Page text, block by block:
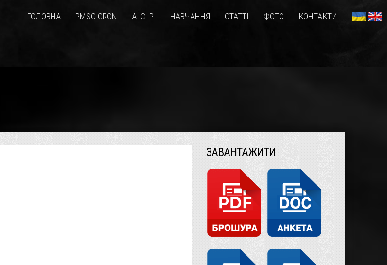
ГОЛОВНА PMSC GRON А. С. Р. НАВЧАННЯ СТАТТІ ФОТО КОНТАКТИ
ЗАВАНТАЖИТИ